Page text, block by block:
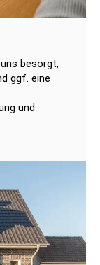
besorgt,
ggf. eine
und